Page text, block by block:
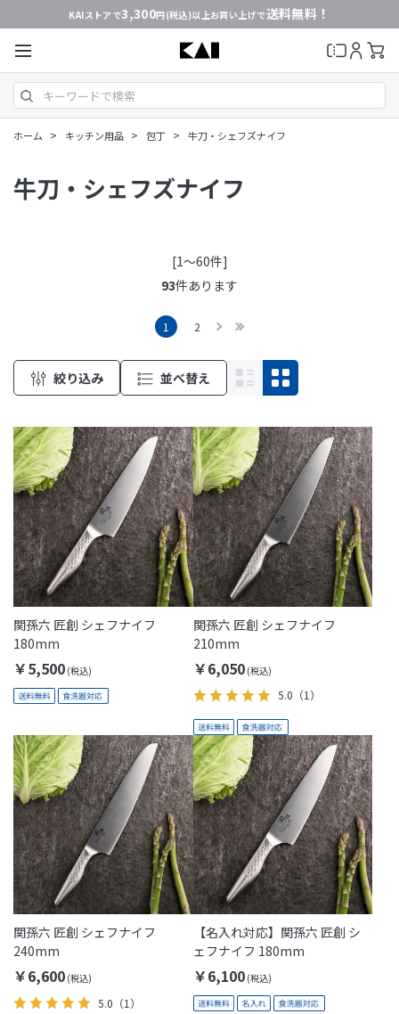
KAIストアで3,300円(税込)以上お買い上げで送料無料！
ホーム > キッチン用品 > 包丁 > 牛刀・シェフズナイフ
牛刀・シェフズナイフ
[1～60件]
93件あります
1 2
絞り込み 並べ替え
関孫六 匠創 シェフナイフ
180mm
￥5,500
関孫六 匠創 シェフナイフ
210mm
￥6,050
5.0 （1）
関孫六 匠創 シェフナイフ
240mm
￥6,600
5.0 （1）
【名入れ対応】関孫六 匠創 シ
ェフナイフ 180mm
￥6,100